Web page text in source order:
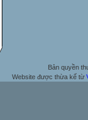
Bản quyền
Website được thừa kế từ